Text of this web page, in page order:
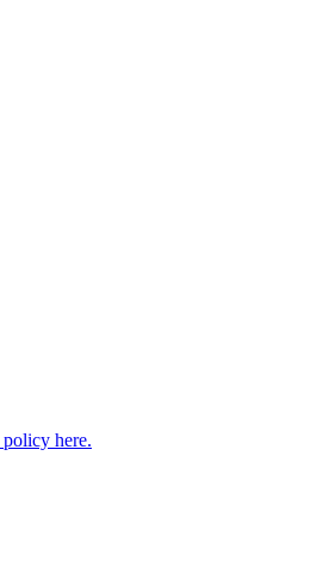
here.